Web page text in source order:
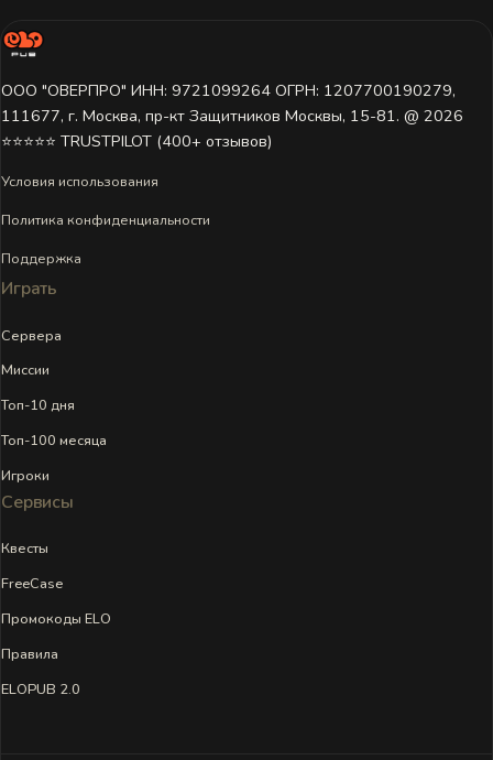
ООО "ОВЕРПРО" ИНН: 9721099264 ОГРН: 1207700190279,
111677, г. Москва, пр-кт Защитников Москвы, 15-81. @ 2026 ㅤ
⭐⭐⭐⭐⭐ TRUSTPILOT (400+ отзывов)
Условия использования
Политика конфиденциальности
Поддержка
Играть
Сервера
Миссии
Топ-10 дня
Топ-100 месяца
Игроки
Сервисы
Квесты
FreeCase
Промокоды ELO
Правила
ELOPUB 2.0